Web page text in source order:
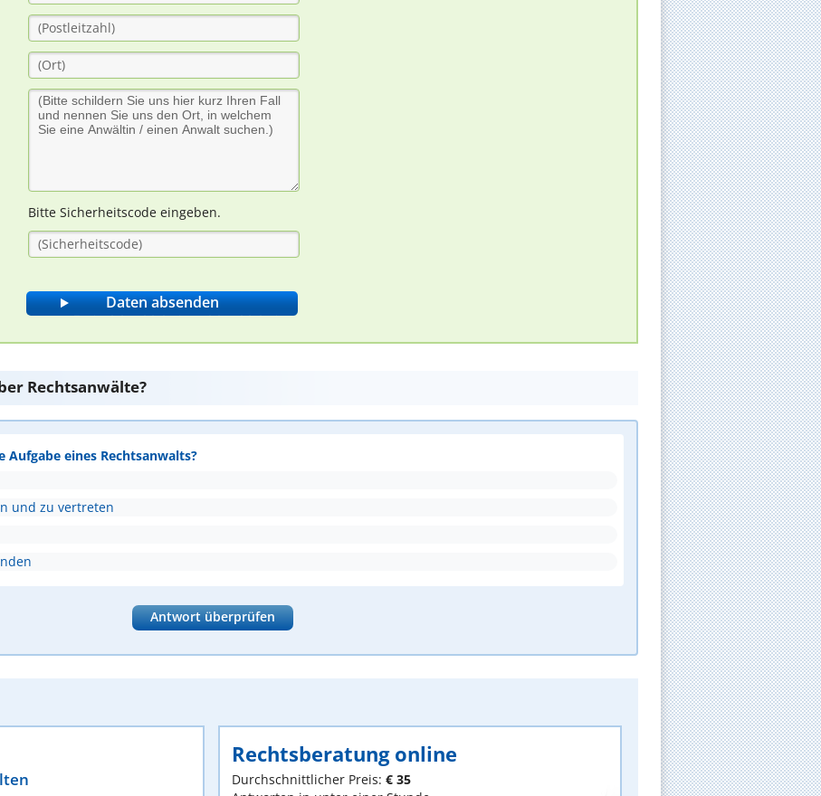
Bitte Sicherheitscode eingeben.
Rechtsanwälte?
Aufgabe eines Rechtsanwalts?
und zu vertreten
Antwort überprüfen
Rechtsberatung online
Durchschnittlicher Preis: € 35